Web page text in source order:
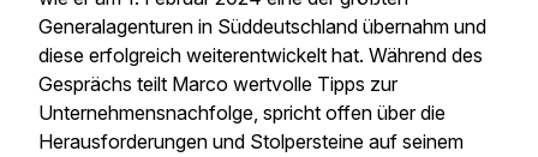
Generalagenturen in Süddeutschland übernahm und
diese erfolgreich weiterentwickelt hat. Während des
Gesprächs teilt Marco wertvolle Tipps zur
Unternehmensnachfolge, spricht offen über die
Herausforderungen und Stolpersteine auf seinem